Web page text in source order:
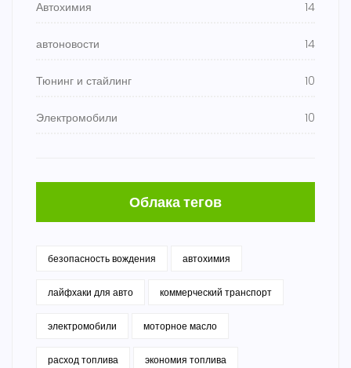
Автохимия 14
автоновости 14
Тюнинг и стайлинг 10
Электромобили 10
Облака тегов
безопасность вождения автохимия
лайфхаки для авто коммерческий транспорт
электромобили моторное масло
расход топлива экономия топлива